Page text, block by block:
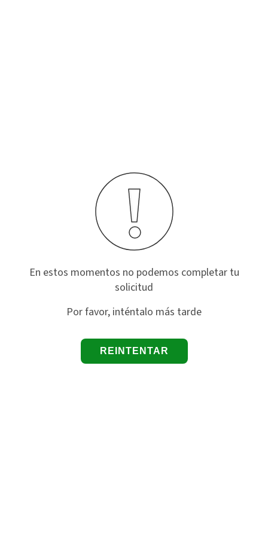
En estos momentos no podemos completar tu
solicitud
Por favor, inténtalo más tarde
REINTENTAR